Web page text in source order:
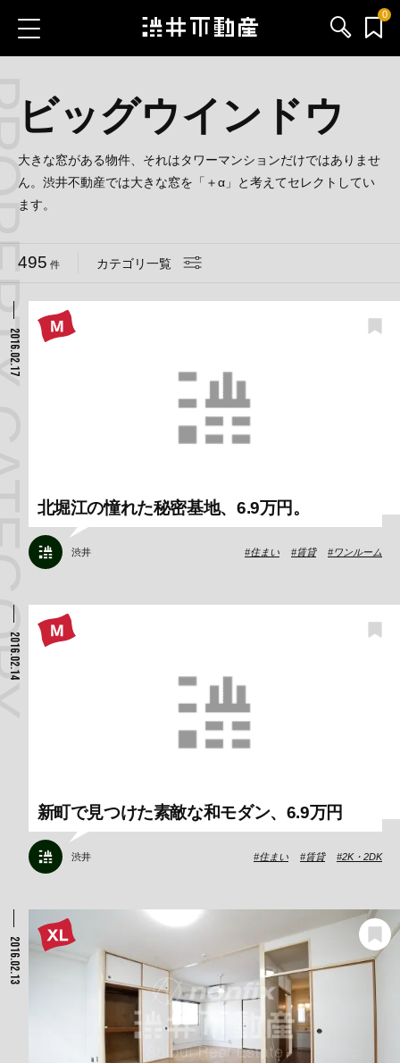
0
ビッグウインドウ
大きな窓がある物件、それはタワーマンションだけではありませ
ん。渋井不動産では大きな窓を「＋α」と考えてセレクトしてい
ます。
495 件 カテゴリ一覧
2016.02.17
北堀江の憧れた秘密基地、6.9万円。
渋井 住まい 賃貸 ワンルーム
2016.02.14
新町で見つけた素敵な和モダン、6.9万円
渋井 住まい 賃貸 2K・2DK
2016.02.13